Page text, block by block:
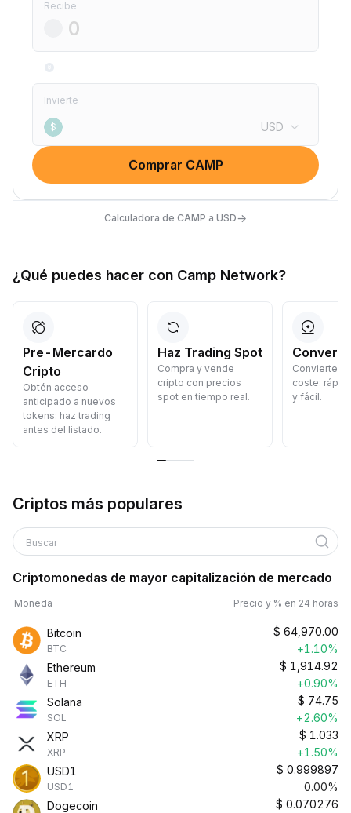
Recibe
Invierte
$ USD
Comprar CAMP
Calculadora de CAMP a USD→
¿Qué puedes hacer con Camp Network?
Pre-Mercardo
Cripto
Obtén acceso
anticipado a nuevos
tokens: haz trading
antes del listado.
Haz Trading Spot
Compra y vende
cripto con precios
spot en tiempo real.
Convertir
Convierte
coste:
y fácil.
Criptos más populares
Buscar
Criptomonedas de mayor capitalización de mercado
Moneda Precio y % en 24 horas
Bitcoin
BTC
$ 64,970.00
+1.10%
Ethereum
ETH
$ 1,914.92
+0.90%
Solana
SOL
$ 74.75
+2.60%
XRP
XRP
$ 1.033
+1.50%
USD1
USD1
$ 0.999897
0.00%
Dogecoin
$ 0.070276